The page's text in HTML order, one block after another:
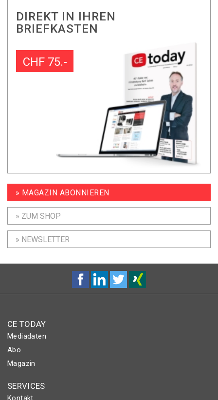
DIREKT IN IHREN
BRIEFKASTEN
CHF 75.-
» MAGAZIN ABONNIEREN
» ZUM SHOP
» NEWSLETTER
CE TODAY
Mediadaten
Abo
Magazin
SERVICES
Kontakt